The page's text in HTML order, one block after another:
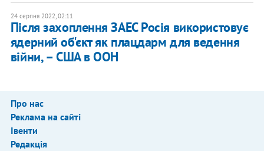
24 серпня 2022, 02:11
Після захоплення ЗАЕС Росія використовує
ядерний об'єкт як плацдарм для ведення
війни, – США в ООН
Про нас
Реклама на сайті
Івенти
Редакція